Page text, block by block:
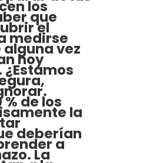
los
que
el
medirse
vez
hoy
de los
la
deberían
a
La